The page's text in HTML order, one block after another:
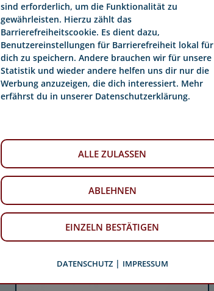
ABNEHMSPRITZE BEI
über die mögliche Wirkung der
sind erforderlich, um die Funktionalität zu
gewährleisten. Hierzu zählt das
Barrierefreiheitscookie. Es dient dazu,
Benutzereinstellungen für Barrierefreiheit lokal für
dich zu speichern. Andere brauchen wir für unsere
Statistik und wieder andere helfen uns dir nur die
Werbung anzuzeigen, die dich interessiert. Mehr
erfährst du in unserer Datenschutzerklärung.
ALLE ZULASSEN
ABLEHNEN
EINZELN BESTÄTIGEN
DATENSCHUTZ| IMPRESSUM